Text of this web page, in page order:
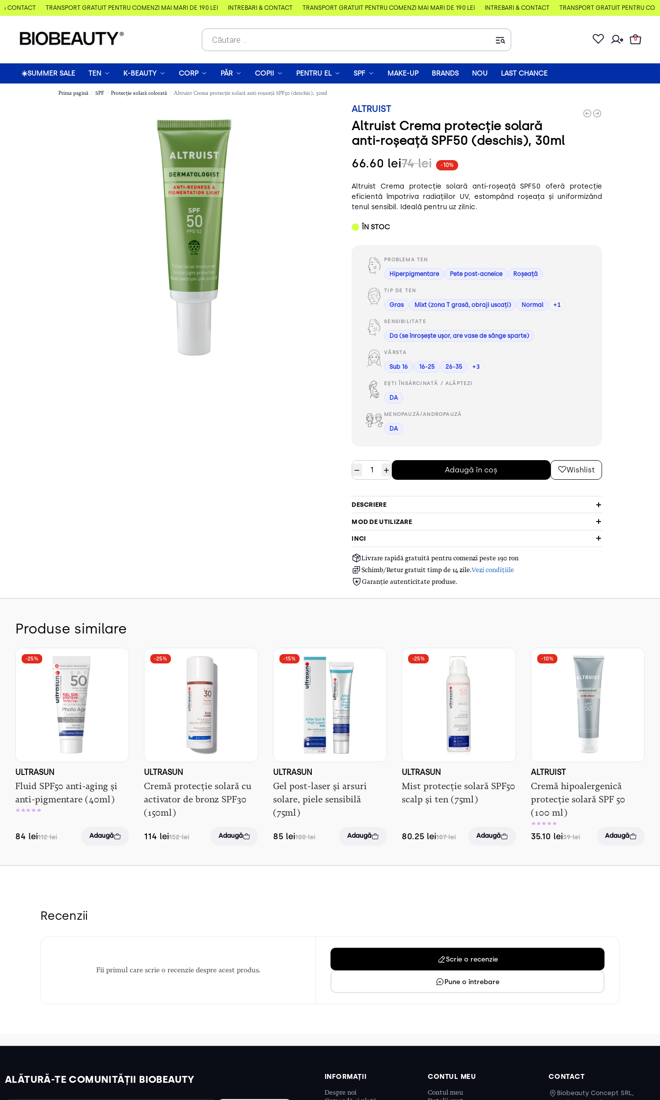
TRANSPORT GRATUIT PENTRU COMENZI MAI MARI DE 190 LEI ÎNTREBĂRI & CONTACT TRANSPORT GRATUIT PENTRU COMENZI MAI MARI DE 190 LEI ÎNTREBĂRI & CONTACT TRANSPORT GRATUIT PENTRU
0
☀️SUMMER SALE TEN K-BEAUTY CORP PĂR COPII PENTRU EL SPF MAKE-UP BRANDS NOU LAST CHANCE
Prima pagină / SPF / Protecție solară colorată / Altruist Crema protecție solară anti-roșeață SPF50 (deschis), 30ml
ALTRUIST
Altruist Crema protecție solară
anti-roșeață SPF50 (deschis), 30ml
74lei
66.60 lei -10%
Altruist Crema protecție solară anti-roșeață SPF50 oferă protecție
eficientă împotriva radiațiilor UV, estompând roșeața și uniformizând
tenul sensibil. Ideală pentru uz zilnic.
ÎN STOC
PROBLEMA TEN
Hiperpigmentare Pete post-acneice Roșeață
TIP DE TEN
Gras Mixt (zona T grasă, obraji uscați) Normal +1
SENSIBILITATE
Da (se înroșește ușor, are vase de sânge sparte)
VÂRSTA
Sub 16 16-25 26-35 +3
EȘTI ÎNSĂRCINATĂ / ALĂPTEZI
DA
MENOPAUZĂ/ANDROPAUZĂ
DA
− + Adaugă în coș Wishlist
DESCRIERE
MOD DE UTILIZARE
INCI
Livrare rapidă gratuită pentru comenzi peste 190 ron
Schimb/Retur gratuit timp de 14 zile.Vezi condițiile
Garanție autenticitate produse.
Produse similare
-25%
ULTRASUN
Fluid SPF50 anti-aging și
anti-pigmentare (40ml)
112lei
84 lei Adaugă
-25%
ULTRASUN
Cremă protecție solară cu
activator de bronz SPF30
(150ml)
152lei
114 lei Adaugă
-15%
ULTRASUN
Gel post-laser și arsuri
solare, piele sensibilă
(75ml)
100lei
85 lei Adaugă
-25%
ULTRASUN
Mist protecție solară SPF50
scalp și ten (75ml)
107lei
80.25 lei Adaugă
-10%
ALTRUIST
Cremă hipoalergenică
protecție solară SPF 50
(100 ml)
39lei
35.10 lei Adaugă
Recenzii
Fii primul care scrie o recenzie despre acest produs.
Scrie o recenzie
Pune o întrebare
ALĂTURĂ-TE COMUNITĂȚII BIOBEAUTY INFORMAȚII
Despre noi
CONTUL MEU
Contul meu
CONTACT
Biobeauty Concept SRL,